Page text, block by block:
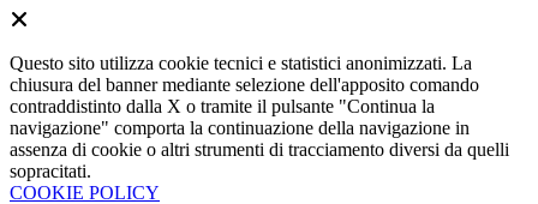
Questo sito utilizza cookie tecnici e statistici anonimizzati. La
chiusura del banner mediante selezione dell'apposito comando
contraddistinto dalla X o tramite il pulsante "Continua la
navigazione" comporta la continuazione della navigazione in
assenza di cookie o altri strumenti di tracciamento diversi da quelli
sopracitati.
COOKIE POLICY